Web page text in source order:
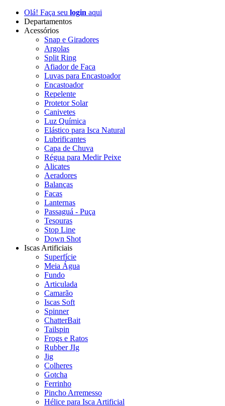
Olá! Faça seu login aqui
Departamentos
Acessórios
Snap e Giradores
Argolas
Split Ring
Afiador de Faca
Luvas para Encastoador
Encastoador
Repelente
Protetor Solar
Canivetes
Luz Química
Elástico para Isca Natural
Lubrificantes
Capa de Chuva
Régua para Medir Peixe
Alicates
Aeradores
Balanças
Facas
Lanternas
Passaguá - Puça
Tesouras
Stop Line
Down Shot
Iscas Artificiais
Superfície
Meia Água
Fundo
Articulada
Camarão
Iscas Soft
Spinner
ChatterBait
Tailspin
Frogs e Ratos
Rubber JIg
Jig
Colheres
Gotcha
Ferrinho
Pincho Arremesso
Hélice para Isca Artificial